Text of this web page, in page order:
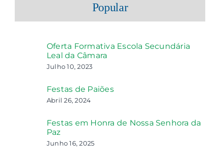
Popular
Oferta Formativa Escola Secundária
Leal da Câmara
Julho 10, 2023
Festas de Paiões
Abril 26, 2024
Festas em Honra de Nossa Senhora da
Paz
Junho 16, 2025